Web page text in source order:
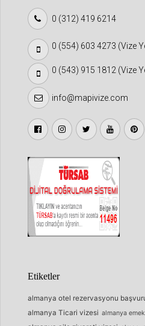
0 (312) 419 6214
0 (554) 603 4273 (Vize
0 (543) 915 1812 (Vize
info@mapivize.com
Etiketler
almanya otel rezervasyonu
almanya Ticari vizesi almanya